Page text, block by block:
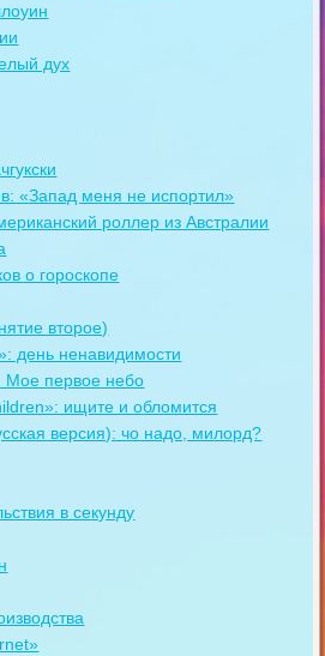
дух
«Запад меня не испортил»
роллер из Австралии
о гороскопе
второе)
день ненавидимости
первое небо
ищите и обломится
версия): чо надо, милорд?
в секунду